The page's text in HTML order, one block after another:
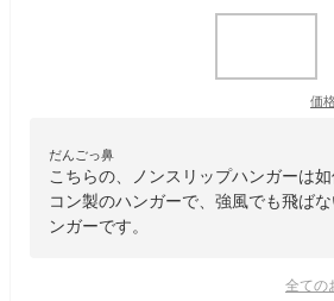
価
だんごっ鼻
こちらの、ノンスリップハンガーは
コン製のハンガーで、強風でも飛ば
ンガーです。
全ての